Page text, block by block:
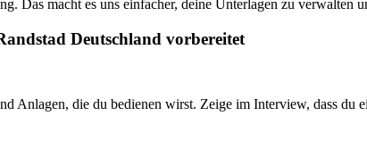
Das macht es uns einfacher, deine Unterlagen zu
Deutschland vorbereitet
Anlagen, die du bedienen wirst. Zeige im Interview, dass du